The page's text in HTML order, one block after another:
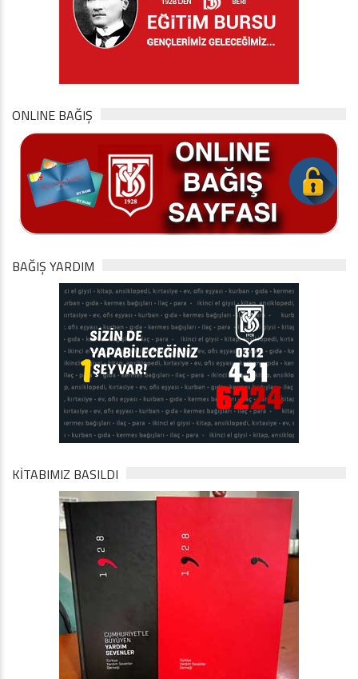
ONLINE BAĞIŞ
BAĞIŞ YARDIM
KİTABIMIZ BASILDI